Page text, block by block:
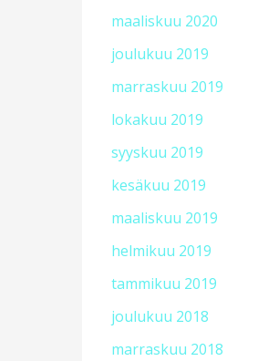
maaliskuu 2020
joulukuu 2019
marraskuu 2019
lokakuu 2019
syyskuu 2019
kesäkuu 2019
maaliskuu 2019
helmikuu 2019
tammikuu 2019
joulukuu 2018
marraskuu 2018